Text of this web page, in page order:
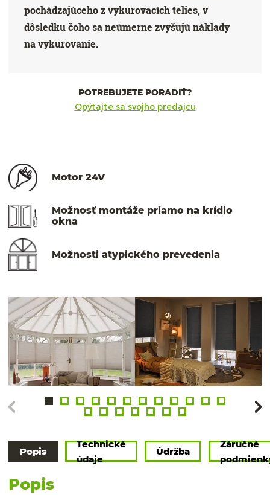
pochádzajúceho z vykurovacích telies, v
dôsledku čoho sa neúmerne zvyšujú náklady
na vykurovanie.
POTREBUJETE PORADIŤ?
Opýtajte sa svojho predajcu
Motor 24V
Možnosť montáže priamo na krídlo
okna
Možnosti atypického prevedenia
Popis
Technické
údaje
Údržba
Záručné
Popis